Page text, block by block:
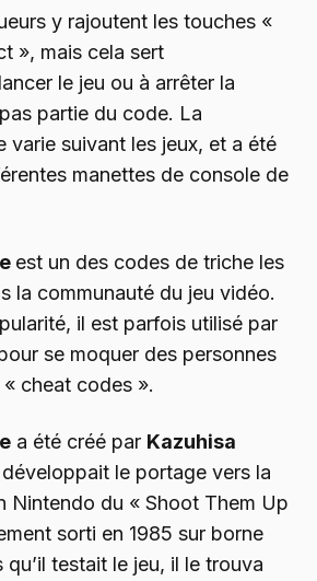
y rajoutent les touches «
», mais cela sert
le jeu ou à arrêter la
partie du code. La
varie suivant les jeux, et a été
manettes de console de
est un des codes de triche les
la communauté du jeu vidéo.
il est parfois utilisé par
se moquer des personnes
cheat codes ».
a été créé par Kazuhisa
le portage vers la
Nintendo du « Shoot Them Up
sorti en 1985 sur borne
qu’il testait le jeu, il le trouva